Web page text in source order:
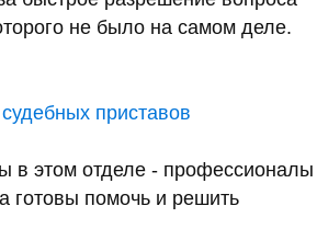
не было на самом деле.
приставов
в этом отделе - профессионалы
готовы помочь и решить